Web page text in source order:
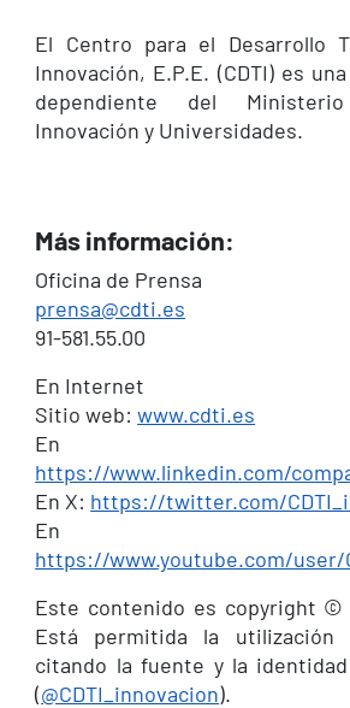
El Centro para el Desarrollo
Innovación, E.P.E. (CDTI) es
dependiente del
Innovación y Universidades.
Más información:
Oficina de Prensa
prensa@cdti.es
91-581.55.00
En Internet
Sitio web:www.cdti.es
En
https://www.linkedin.com/
En X: https://twitter.com/
En
https://www.youtube.com/user/
Este contenido es copyright ©
Está permitida la utilización
citando la fuente y la
(@CDTI_innovacion).